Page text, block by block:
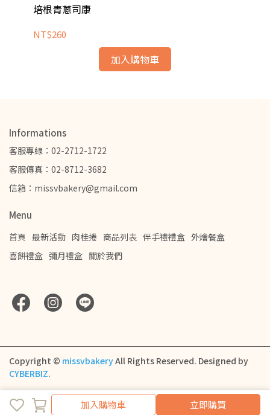
加入購物車
加入購物車 立即購買
培根青蔥司康
NT$260
加入購物車
Informations
客服專線：02-2712-1722
客服傳真：02-8712-3682
信箱：missvbakery@gmail.com
Menu
首頁 最新活動 肉桂捲 商品列表 伴手禮禮盒 外燴餐盒
喜餅禮盒 彌月禮盒 關於我們
Copyright © missvbakeryAll Rights Reserved. Designed by
CYBERBIZ.